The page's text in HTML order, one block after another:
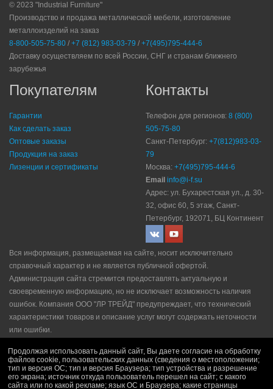
© 2023 "Industrial Furniture"
Производство и продажа металлической мебели, изготовление
металлоизделий на заказ
8-800-505-75-80 / +7 (812) 983-03-79 / +7(495)795-444-6
Доставку осуществляем по всей России, СНГ и странам ближнего
зарубежья
Покупателям
Гарантии
Как сделать заказ
Оптовые заказы
Продукция на заказ
Лизенции и сертификаты
Контакты
Телефон для регионов: 8 (800)
505-75-80
Санкт-Петербург: +7(812)983-03-
79
Москва: +7(495)795-444-6
Email info@i-f.su
Адрес: ул. Бухарестская ул., д. 30-
32, офис 60, 5 этаж, Санкт-
Петербург, 192071, БЦ Континент
Вся информация, размещаемая на сайте, носит исключительно
справочный характер и не является публичной офертой.
Администрация сайта стремится предоставлять актуальную и
своевременную информацию, но не исключает возможность наличия
ошибок. Компания ООО "ЛР ТРЕЙД" прeдупрeждaeт, что технический
характеристики товаров и описание услуг могут содержать неточности
или ошибки.
Политика рекламной рассылки|Правила продажи
Продолжая использовать данный сайт, Вы даете согласие на обработку
файлов cookie, пользовательских данных (сведения о местоположении;
тип и версия ОС; тип и версия Браузера; тип устройства и разрешение
его экрана; источник откуда пользователь перешел на сайт; с какого
сайта или по какой рекламе; язык ОС и Браузера; какие страницы